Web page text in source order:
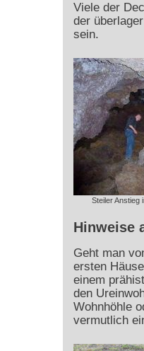
Viele der
der
sein.
Steiler Anstieg
Hinweise
Geht man
ersten
einem
den
Wohnhöhle
vermutlich